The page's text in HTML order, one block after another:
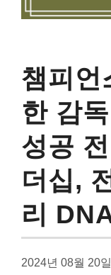
챔피언
한 감
성공
더십,
리
2024년 08월 20일